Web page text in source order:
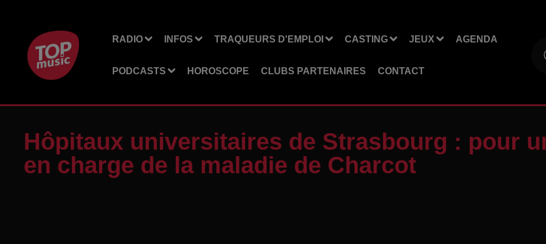
RADIO INFOS TRAQUEURS D'EMPLOI CASTING JEUX AGENDA
PODCASTS HOROSCOPE CLUBS PARTENAIRES CONTACT
Hôpitaux universitaires de Strasbourg : pour
en charge de la maladie de Charcot